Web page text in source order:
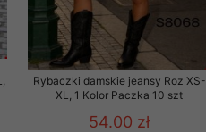
Rybaczki damskie jeansy Roz XS-
XL, 1 Kolor Paczka 10 szt
54.00 zł